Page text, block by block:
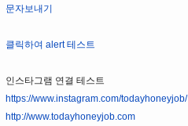
문자보내기
클릭하여 alert 테스트
인스타그램 연결 테스트
https://www.instagram.com/todayhoneyjob/
http://www.todayhoneyjob.com